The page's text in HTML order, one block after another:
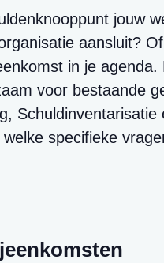
jouw
aansluit?
in je
voor bestaande
Schuldinventarisatie
specifieke